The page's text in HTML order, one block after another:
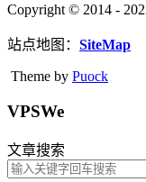
Copyright © 2014 -
站点地图： SiteMap
Theme by Puock
VPSWe
文章搜索